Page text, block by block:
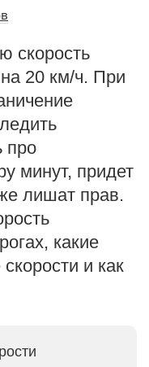
скорость
20 км/ч. При
про
минут, придет
лишат прав.
какие
и как